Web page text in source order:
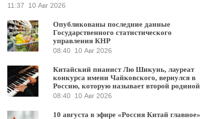
11:37
10 Авг 2026
Опубликованы последние данные
Государственного статистического
управления КНР
08:40 10 Авг 2026
Китайский пианист Лю Шикунь, лауреат
конкурса имени Чайковского, вернулся в
Россию, которую называет второй родиной
08:40 10 Авг 2026
10 августа в эфире «Россия Китай главное»